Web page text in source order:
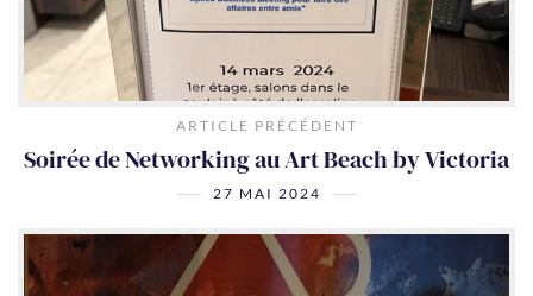
Soirée de Networking au Art Beach by Victoria
27 MAI 2024